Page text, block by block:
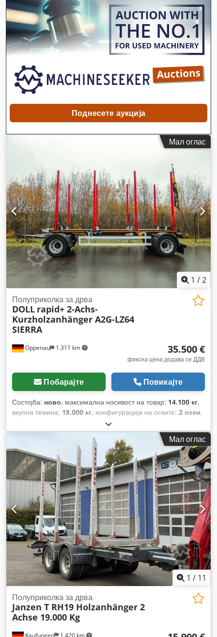
2027, Опрема: ABS,
Поднесете аукција
Мал оглас
1 /2
Oppenau 1.311 km
Полуприколка за дрва
DOLL rapid+ 2-Achs-
Kurzholzanhänger A2G-LZ64
SIERRA
35.500 €
фиксна цена додава се ДДВ
Побарајте Повикајте
Состојба: ново, максимална носивост на товар: 14.100 кг,
вкупна тежина: 18.000 кг, конфигурација на оските: 2 оски,
должина на товарниот простор:
2.550 мм, вкупна висина:1.146 мм, Година на изградба:
Мал оглас
1 / 11
Kaufungen 1.420 km
Полуприколка за дрва
Janzen T RH19 Holzanhänger 2
Achse 19.000 Kg